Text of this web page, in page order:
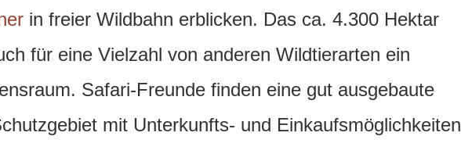
in freier Wildbahn erblicken. Das ca. 4.300 Hektar
für eine Vielzahl von anderen Wildtierarten ein
Safari-Freunde finden eine gut ausgebaute
mit Unterkunfts- und Einkaufsmöglichkeiten